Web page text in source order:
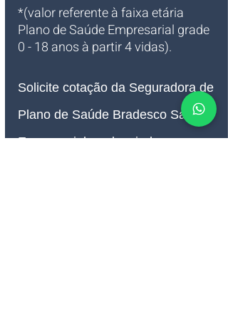
*(valor referente à faixa etária
Plano de Saúde Empresarial grade
0 - 18 anos à partir 4 vidas).
Solicite cotação da Seguradora de
Plano de Saúde Bradesco Saúde
Empresarial credenciada